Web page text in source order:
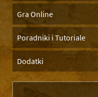
Gra Online
Poradniki i Tutoriale
Dodatki